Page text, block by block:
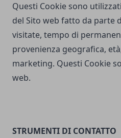
Questi Cookie sono
del Sito web fatto da parte
visitate, tempo di
provenienza geografica,
marketing. Questi Cookie
web.
STRUMENTI DI CONTATTO